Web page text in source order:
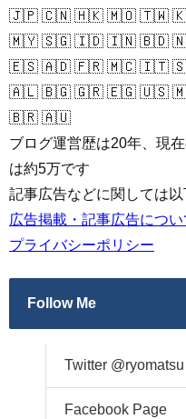
🇯🇵 🇨🇳 🇭🇰 🇲🇴 🇹🇼
🇲🇾 🇸🇬 🇮🇩 🇮🇳 🇧🇩
🇪🇸 🇦🇩 🇫🇷 🇲🇨 🇮🇹
🇦🇱 🇧🇬 🇬🇷 🇪🇬 🇺🇸
🇧🇷 🇦🇺
ブログ運営歴は20年、現
は約5万です
記事広告などに関しては
広告掲載・記事広告につい
プライバシーポリシー
Follow Me
Twitter @ryomatsu
Facebook Page